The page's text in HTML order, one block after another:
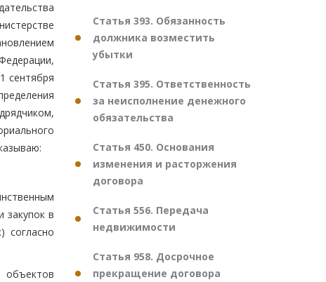
сентября
закупок в
согласно
объектов
Статья 393. Обязанность
должника возместить
убытки
Статья 395. Ответственность
за неисполнение денежного
обязательства
Статья 450. Основания
изменения и расторжения
договора
Статья 556. Передача
недвижимости
Статья 958. Досрочное
прекращение договора